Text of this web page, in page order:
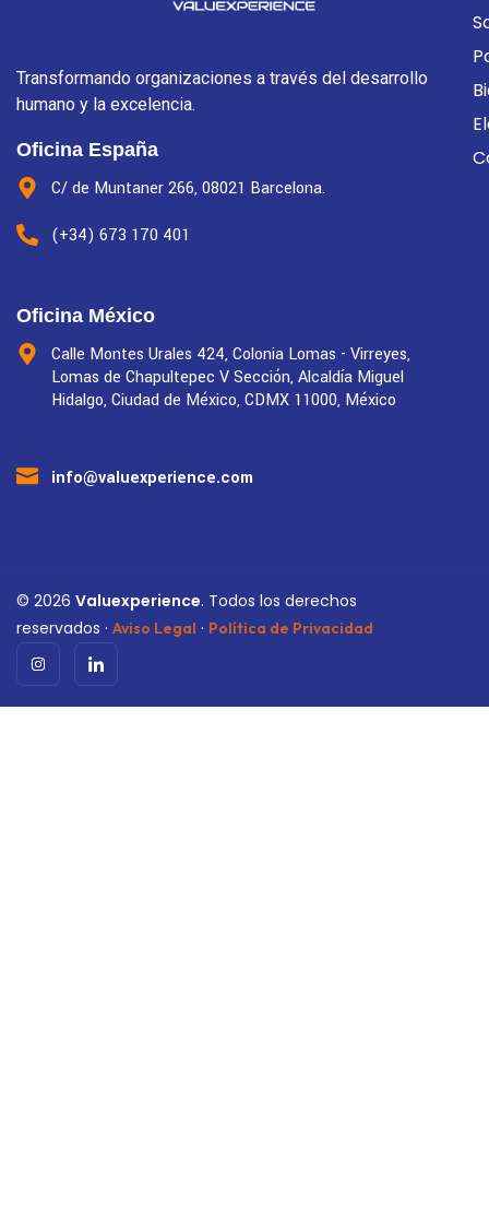
Transformando organizaciones a través del desarrollo
humano y la excelencia.
Oficina España
C/ de Muntaner 266, 08021 Barcelona.
(+34) 673 170 401
Oficina México
Calle Montes Urales 424, Colonia Lomas - Virreyes,
Lomas de Chapultepec V Sección, Alcaldía Miguel
Hidalgo, Ciudad de México, CDMX 11000, México
info@valuexperience.com
© 2026 Valuexperience. Todos los derechos
reservados · Aviso Legal · Política de Privacidad